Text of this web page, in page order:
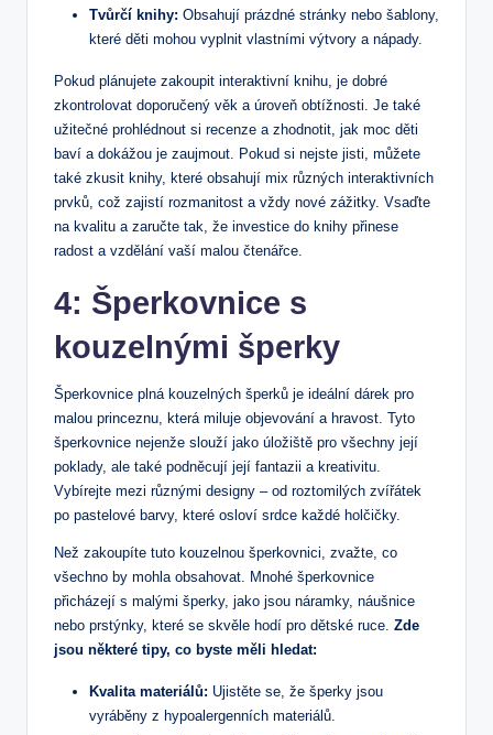
Tvůrčí knihy: Obsahují prázdné stránky nebo šablony,
které děti mohou vyplnit vlastními výtvory a nápady.
Pokud plánujete zakoupit interaktivní knihu, je dobré
zkontrolovat doporučený věk a úroveň obtížnosti. Je také
užitečné prohlédnout si recenze a zhodnotit, jak moc děti
baví a dokážou je zaujmout. Pokud si nejste jisti, můžete
také zkusit knihy, které obsahují mix různých interaktivních
prvků, což zajistí rozmanitost a vždy nové zážitky. Vsaďte
na kvalitu a zaručte tak, že investice do knihy přinese
radost a vzdělání vaší malou čtenářce.
4: Šperkovnice s
kouzelnými šperky
Šperkovnice plná kouzelných šperků je ideální dárek pro
malou princeznu, která miluje objevování a hravost. Tyto
šperkovnice nejenže slouží jako úložiště pro všechny její
poklady, ale také podněcují její fantazii a kreativitu.
Vybírejte mezi různými designy – od roztomilých zvířátek
po pastelové barvy, které osloví srdce každé holčičky.
Než zakoupíte tuto kouzelnou šperkovnici, zvažte, co
všechno by mohla obsahovat. Mnohé šperkovnice
přicházejí s malými šperky, jako jsou náramky, náušnice
nebo prstýnky, které se skvěle hodí pro dětské ruce. Zde
jsou některé tipy, co byste měli hledat:
Kvalita materiálů: Ujistěte se, že šperky jsou
vyráběny z hypoalergenních materiálů.